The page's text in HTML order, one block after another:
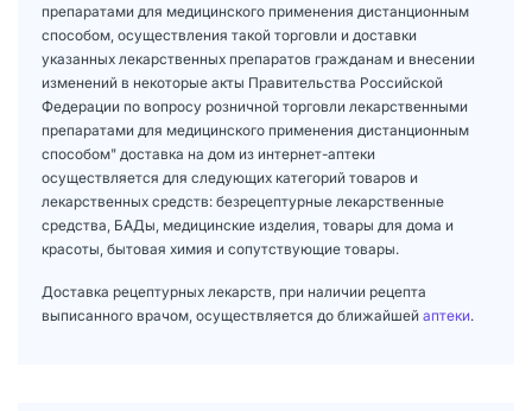
препаратами для медицинского применения дистанционным
способом, осуществления такой торговли и доставки
указанных лекарственных препаратов гражданам и внесении
изменений в некоторые акты Правительства Российской
Федерации по вопросу розничной торговли лекарственными
препаратами для медицинского применения дистанционным
способом" доставка на дом из интернет-аптеки
осуществляется для следующих категорий товаров и
лекарственных средств: безрецептурные лекарственные
средства, БАДы, медицинские изделия, товары для дома и
красоты, бытовая химия и сопутствующие товары.
Доставка рецептурных лекарств, при наличии рецепта
выписанного врачом, осуществляется до ближайшей аптеки.